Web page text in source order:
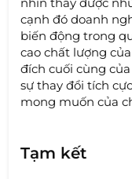
cạnh đó doanh
biến động trong
cao chất lượng của
đích cuối cùng
sự thay đổi tích
mong muốn của
Tạm kết